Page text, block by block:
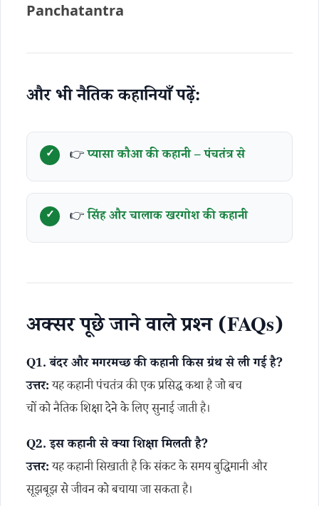
Panchatantra
और भी नैतिक कहानियाँ पढ़ें:
👉प्यासा कौआ की कहानी – पंचतंत्र से
👉सिंह और चालाक खरगोश की कहानी
अक्सर पूछे जाने वाले प्रश्न (FAQs)
Q1. बंदर और मगरमच्छ की कहानी किस ग्रंथ से ली गई है?
उत्तर:यह कहानी पंचतंत्र की एक प्रसिद्ध कथा है जो बच
चों को नैतिक शिक्षा देने के लिए सुनाई जाती है।
Q2. इस कहानी से क्या शिक्षा मिलती है?
उत्तर:यह कहानी सिखाती है कि संकट के समय बुद्धिमानी और
सूझबूझ से जीवन को बचाया जा सकता है।